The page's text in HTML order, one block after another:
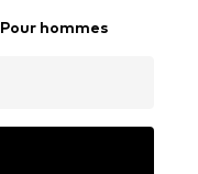
Pour hommes